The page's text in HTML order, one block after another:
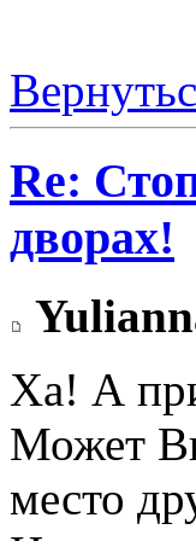
Re:
дворах!
Ха! А
Может
место